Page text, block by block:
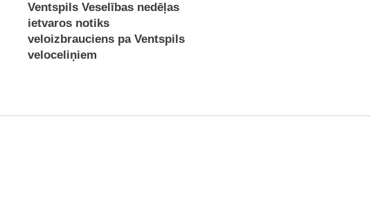
Ventspils Veselības nedēļas
ietvaros notiks
veloizbrauciens pa Ventspils
veloceliņiem